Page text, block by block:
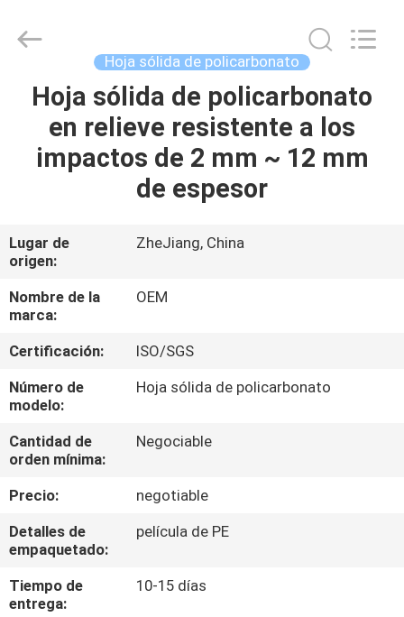
HOGAR
PRODUCTOS
NOSOTROS
VIAJE
DE
LA
FÁBRICA
CONTROL
CALIDAD
ÉNTRENOS
EN
Oasis
Building
Hoja sólida de policarbonato
Hoja sólida de policarbonato
en relieve resistente a los
impactos de 2 mm ~ 12 mm
de espesor
Lugar de
origen:
ZheJiang, China
Nombre de la
marca:
OEM
Certificación:
ISO/SGS
Número de
modelo:
Hoja sólida de policarbonato
Cantidad de
orden mínima:
Negociable
Precio:
negotiable
Detalles de
empaquetado:
película de PE
Tiempo de
entrega:
10-15 días